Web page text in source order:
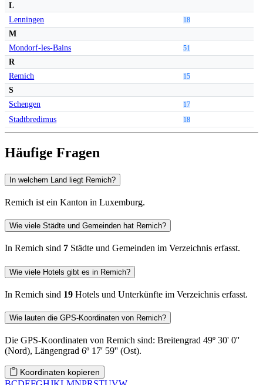
L
Lenningen
18
M
Mondorf-les-Bains
51
R
Remich
15
S
Schengen
17
Stadtbredimus 18
Häufige Fragen
In welchem Land liegt Remich?
Remich ist ein Kanton in Luxemburg.
Wie viele Städte und Gemeinden hat Remich?
In Remich sind 7 Städte und Gemeinden im Verzeichnis erfasst.
Wie viele Hotels gibt es in Remich?
In Remich sind 19 Hotels und Unterkünfte im Verzeichnis erfasst.
Wie lauten die GPS-Koordinaten von Remich?
Die GPS-Koordinaten von Remich sind: Breitengrad 49º 30' 0''
(Nord), Längengrad 6º 17' 59'' (Ost).
Koordinaten kopieren